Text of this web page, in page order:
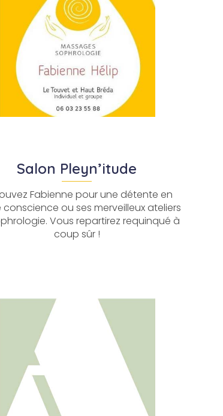
Salon Pleyn’itude
Fabienne pour une détente en
conscience ou ses merveilleux ateliers
Vous repartirez requinqué à
coup sûr !